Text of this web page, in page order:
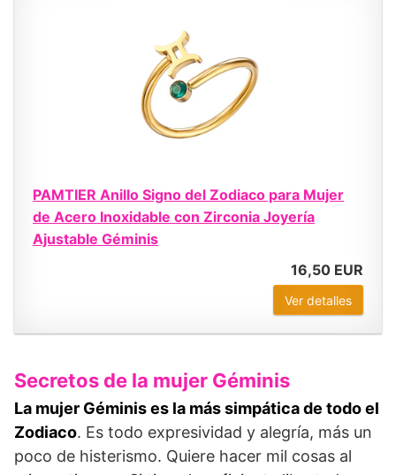
PAMTIER Anillo Signo del Zodiaco para Mujer
de Acero Inoxidable con Zirconia Joyería
Ajustable Géminis
16,50 EUR
Ver detalles
Secretos de la mujer Géminis
La mujer Géminis es la más simpática de todo el
Zodiaco. Es todo expresividad y alegría, más un
poco de histerismo. Quiere hacer mil cosas al